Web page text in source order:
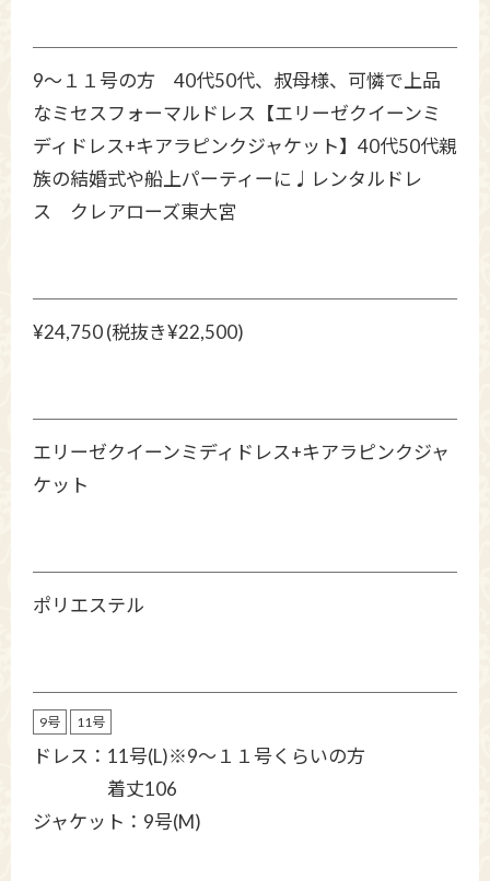
9〜１１号の方 40代50代、叔母様、可憐で上品
なミセスフォーマルドレス【エリーゼクイーンミ
ディドレス+キアラピンクジャケット】40代50代親
族の結婚式や船上パーティーに♩レンタルドレ
ス クレアローズ東大宮
¥24,750 (税抜き¥22,500)
エリーゼクイーンミディドレス+キアラピンクジャ
ケット
ポリエステル
9号 11号
ドレス：11号(L)※9〜１１号くらいの方
着丈106
ジャケット：9号(M)